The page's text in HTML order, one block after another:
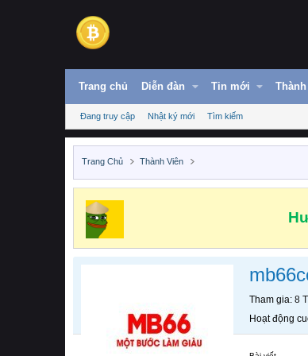
Trang chủ Diễn đàn Tin mới
Đang truy cập Nhật ký mới Tìm kiếm
Trang Chủ Thành Viên
Tham gia 8
Hoạt động